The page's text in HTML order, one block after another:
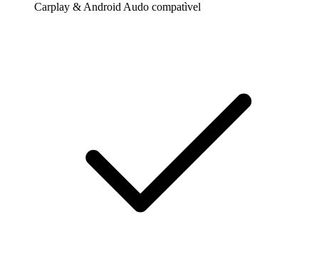
Carplay & Android Audo compatìvel